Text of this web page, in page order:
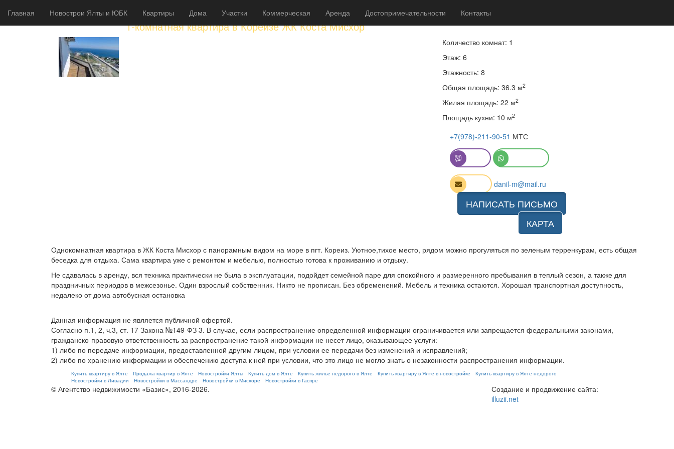
Главная Новострои Ялты и ЮБК Квартиры Дома Участки Коммерческая Аренда Достопримечательности Контакты
1-комнатная квартира в Кореизе ЖК Коста Мисхор
10 900 000 руб.
Количество комнат: 1
Этаж: 6
Этажность: 8
Общая площадь: 36.3 м2
Жилая площадь: 22 м2
Площадь кухни: 10 м2
+7(978)-211-90-51 МТС
danil-m@mail.ru
НАПИСАТЬ ПИСЬМО
КАРТА
Однокомнатная квартира в ЖК Коста Мисхор с панорамным видом на море в пгт. Кореиз. Уютное,тихое место, рядом можно прогуляться по зеленым терренкурам, есть общая
беседка для отдыха. Сама квартира уже с ремонтом и мебелью, полностью готова к проживанию и отдыху.
Не сдавалась в аренду, вся техника практически не была в эксплуатации, подойдет семейной паре для спокойного и размеренного пребывания в теплый сезон, а также для
праздничных периодов в межсезонье. Один взрослый собственник. Никто не прописан. Без обременений. Мебель и техника остаются. Хорошая транспортная доступность,
недалеко от дома автобусная остановка
Данная информация не является публичной офертой.
Согласно п.1, 2, ч.3, ст. 17 Закона №149-ФЗ 3. В случае, если распространение определенной информации ограничивается или запрещается федеральными законами,
гражданско-правовую ответственность за распространение такой информации не несет лицо, оказывающее услуги:
1) либо по передаче информации, предоставленной другим лицом, при условии ее передачи без изменений и исправлений;
2) либо по хранению информации и обеспечению доступа к ней при условии, что это лицо не могло знать о незаконности распространения информации.
Купить квартиру в Ялте Продажа квартир в Ялте Новостройки Ялты Купить дом в Ялте Купить жилье недорого в Ялте Купить квартиру в Ялте в новостройке
Купить квартиру в Ялте недорого
Новостройки в Ливадии
Новостройки в Массандре Новостройки в Мисхоре Новостройки в Гаспре
© Агентство недвижимости «Базис», 2016-2026.
Создание и продвижение сайта:
illuzii.net